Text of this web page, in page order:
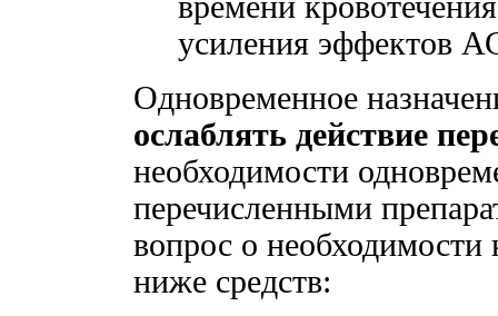
усиления эффектов
Одновременное
ослаблять действие
необходимости
перечисленными
вопрос о
ниже средств: